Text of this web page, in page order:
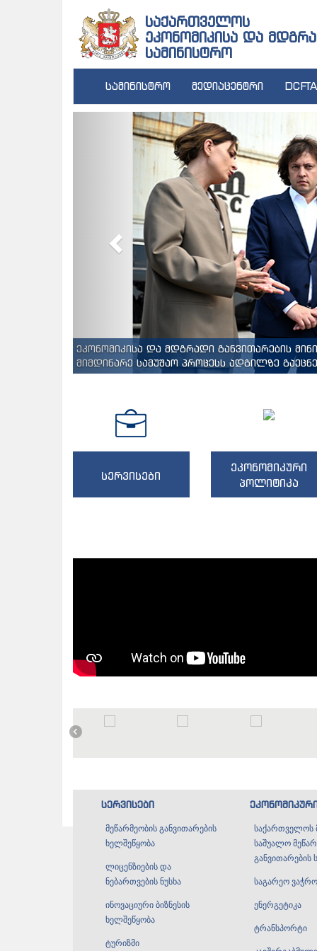
საქართველოს
ეკონომიკისა და
სამინისტრო
სამინისტრო მედიაცენტრი DCFTA
ეკონომიკისა და მდგრადი განვითარების
მიმდინარე სამუშაო პროცესს ადგილზე
Previous
სერვისები
ეკონომიკური
პოლიტიკა
სერვისები
მეწარმეობის განვითარების
ხელშეწყობა
ლიცენზიების და
ნებართვების ნუსხა
ინოვაციური ბიზნესის
ხელშეწყობა
ტურიზმი
საქართველოს
საშუალო
განვითარების
საგარეო
ენერგეტიკა
ტრანსპორტი